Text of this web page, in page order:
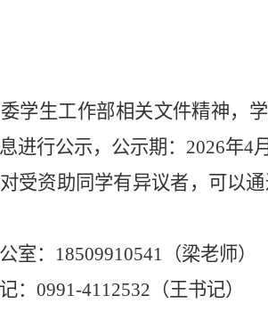
学生工作部相关文件精神，
进行公示，公示期： 2026年4月
受资助同学有异议者，可以
室： 18509910541（梁老师）
： 0991-4112532（王书记）